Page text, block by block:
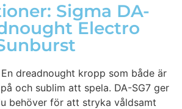
Sigma DA-
Electro
dreadnought kropp som både är
och sublim att spela. DA-SG7 ger
behöver för att stryka våldsamt